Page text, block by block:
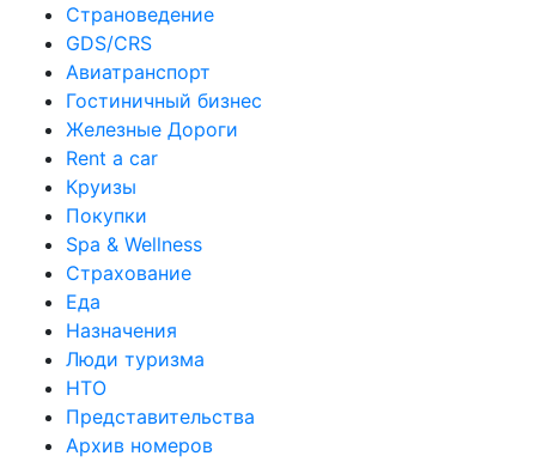
Страноведение
GDS/CRS
Авиатранспорт
Гостиничный бизнес
Железные Дороги
Rent a car
Круизы
Покупки
Spa & Wellness
Страхование
Еда
Назначения
Люди туризма
НТО
Представительства
Архив номеров